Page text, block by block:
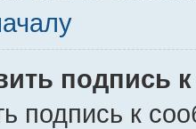
подпись
подпись к